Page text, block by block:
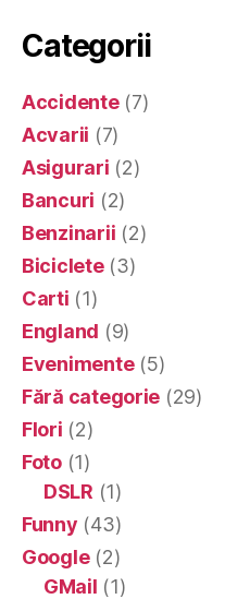
Categorii
Accidente(7)
Acvarii (7)
Asigurari (2)
Bancuri (2)
Benzinarii (2)
Biciclete(3)
Carti (1)
England (9)
Evenimente(5)
Fără categorie (29)
Flori (2)
Foto(1)
DSLR (1)
Funny (43)
Google(2)
GMail (1)